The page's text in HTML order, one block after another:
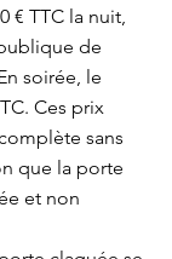
€ TTC la nuit,
de
soirée, le
Ces prix
sans
que la porte
et non